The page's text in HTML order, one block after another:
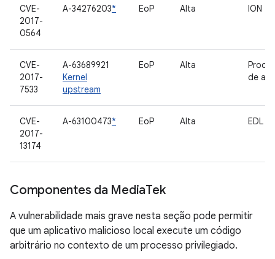
CVE-
2017-
0564
A-34276203* EoP Alta ION
CVE-
2017-
7533
A-63689921
Kernel
upstream
EoP Alta
de
CVE-
2017-
13174
A-63100473* EoP Alta EDL
Componentes da MediaTek
A vulnerabilidade mais grave nesta seção pode permitir
que um aplicativo malicioso local execute um código
arbitrário no contexto de um processo privilegiado.